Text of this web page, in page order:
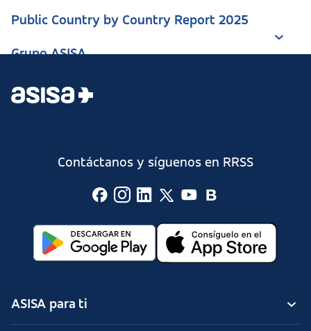
Public Country by Country Report 2025
Grupo ASISA
Contáctanos y síguenos en RRSS
ASISA para ti